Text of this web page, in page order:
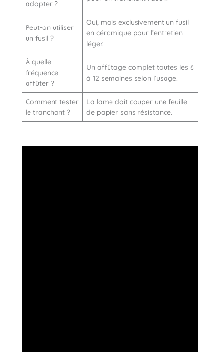
adopter ?
Peut-on utiliser
un fusil ?
Oui, mais exclusivement un fusil
en céramique pour l’entretien
léger.
À quelle
fréquence
affûter ?
Un affûtage complet toutes les 6
à 12 semaines selon l’usage.
Comment tester
le tranchant ?
La lame doit couper une feuille
de papier sans résistance.